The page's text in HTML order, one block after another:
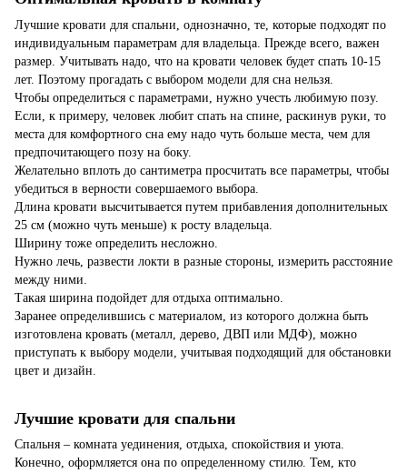
Лучшие кровати для спальни, однозначно, те, которые подходят по
индивидуальным параметрам для владельца. Прежде всего, важен
размер. Учитывать надо, что на кровати человек будет спать 10-15
лет. Поэтому прогадать с выбором модели для сна нельзя.
Чтобы определиться с параметрами, нужно учесть любимую позу.
Если, к примеру, человек любит спать на спине, раскинув руки, то
места для комфортного сна ему надо чуть больше места, чем для
предпочитающего позу на боку.
Желательно вплоть до сантиметра просчитать все параметры, чтобы
убедиться в верности совершаемого выбора.
Длина кровати высчитывается путем прибавления дополнительных
25 см (можно чуть меньше) к росту владельца.
Ширину тоже определить несложно.
Нужно лечь, развести локти в разные стороны, измерить расстояние
между ними.
Такая ширина подойдет для отдыха оптимально.
Заранее определившись с материалом, из которого должна быть
изготовлена кровать (металл, дерево, ДВП или МДФ), можно
приступать к выбору модели, учитывая подходящий для обстановки
цвет и дизайн.
Лучшие кровати для спальни
Спальня – комната уединения, отдыха, спокойствия и уюта.
Конечно, оформляется она по определенному стилю. Тем, кто